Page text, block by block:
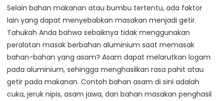
Selain bahan makanan atau bumbu tertentu, ada faktor
lain yang dapat menyebabkan masakan menjadi getir.
Tahukah Anda bahwa sebaiknya tidak menggunakan
peralatan masak berbahan aluminium saat memasak
bahan-bahan yang asam? Asam dapat melarutkan logam
pada aluminium, sehingga menghasilkan rasa pahit atau
getir pada makanan. Contoh bahan asam di sini adalah
cuka, jeruk nipis, asam jawa, dan bahan masakan penghasil